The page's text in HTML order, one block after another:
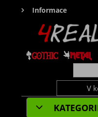
Informace
V